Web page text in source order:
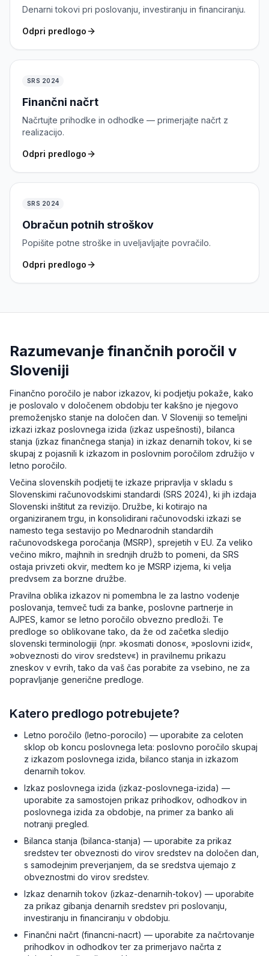
Denarni tokovi pri poslovanju, investiranju in financiranju.
Odpri predlogo
SRS 2024
Finančni načrt
Načrtujte prihodke in odhodke — primerjajte načrt z
realizacijo.
Odpri predlogo
SRS 2024
Obračun potnih stroškov
Popišite potne stroške in uveljavljajte povračilo.
Odpri predlogo
Razumevanje finančnih poročil v
Sloveniji
Finančno poročilo je nabor izkazov, ki podjetju pokaže, kako
je poslovalo v določenem obdobju ter kakšno je njegovo
premoženjsko stanje na določen dan. V Sloveniji so temeljni
izkazi izkaz poslovnega izida (izkaz uspešnosti), bilanca
stanja (izkaz finančnega stanja) in izkaz denarnih tokov, ki se
skupaj z pojasnili k izkazom in poslovnim poročilom združijo v
letno poročilo.
Večina slovenskih podjetij te izkaze pripravlja v skladu s
Slovenskimi računovodskimi standardi (SRS 2024), ki jih izdaja
Slovenski inštitut za revizijo. Družbe, ki kotirajo na
organiziranem trgu, in konsolidirani računovodski izkazi se
namesto tega sestavijo po Mednarodnih standardih
računovodskega poročanja (MSRP), sprejetih v EU. Za veliko
večino mikro, majhnih in srednjih družb to pomeni, da SRS
ostaja privzeti okvir, medtem ko je MSRP izjema, ki velja
predvsem za borzne družbe.
Pravilna oblika izkazov ni pomembna le za lastno vodenje
poslovanja, temveč tudi za banke, poslovne partnerje in
AJPES, kamor se letno poročilo obvezno predloži. Te
predloge so oblikovane tako, da že od začetka sledijo
slovenski terminologiji (npr. »kosmati donos«, »poslovni izid«,
»obveznosti do virov sredstev«) in pravilnemu prikazu
zneskov v evrih, tako da vaš čas porabite za vsebino, ne za
popravljanje generične predloge.
Katero predlogo potrebujete?
Letno poročilo (letno-porocilo) — uporabite za celoten
sklop ob koncu poslovnega leta: poslovno poročilo skupaj
z izkazom poslovnega izida, bilanco stanja in izkazom
denarnih tokov.
Izkaz poslovnega izida (izkaz-poslovnega-izida) —
uporabite za samostojen prikaz prihodkov, odhodkov in
poslovnega izida za obdobje, na primer za banko ali
notranji pregled.
Bilanca stanja (bilanca-stanja) — uporabite za prikaz
sredstev ter obveznosti do virov sredstev na določen dan,
s samodejnim preverjanjem, da se sredstva ujemajo z
obveznostmi do virov sredstev.
Izkaz denarnih tokov (izkaz-denarnih-tokov) — uporabite
za prikaz gibanja denarnih sredstev pri poslovanju,
investiranju in financiranju v obdobju.
Finančni načrt (financni-nacrt) — uporabite za načrtovanje
prihodkov in odhodkov ter za primerjavo načrta z